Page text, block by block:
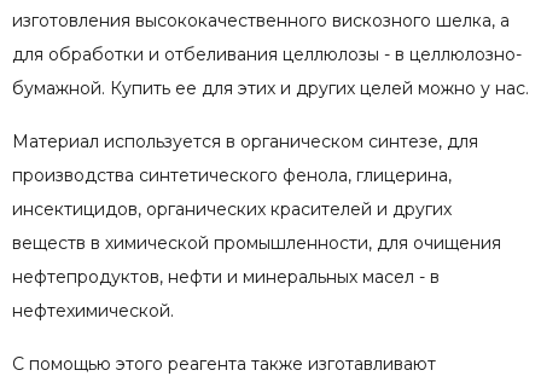
изготовления высококачественного вискозного шелка, а
для обработки и отбеливания целлюлозы - в целлюлозно-
бумажной. Купить ее для этих и других целей можно у нас.
Материал используется в органическом синтезе, для
производства синтетического фенола, глицерина,
инсектицидов, органических красителей и других
веществ в химической промышленности, для очищения
нефтепродуктов, нефти и минеральных масел - в
нефтехимической.
С помощью этого реагента также изготавливают